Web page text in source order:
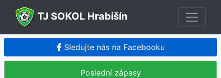
TJ SOKOL Hrabišín
Sledujte nás na Facebooku
Poslední zápasy